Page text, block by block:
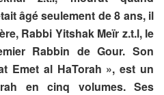
âgé seulement de 8 ans, il
Rabbi Yitshak Meïr z.t.l, le
Rabbin de Gour. Son
Emet al HaTorah », est un
en cinq volumes. Ses